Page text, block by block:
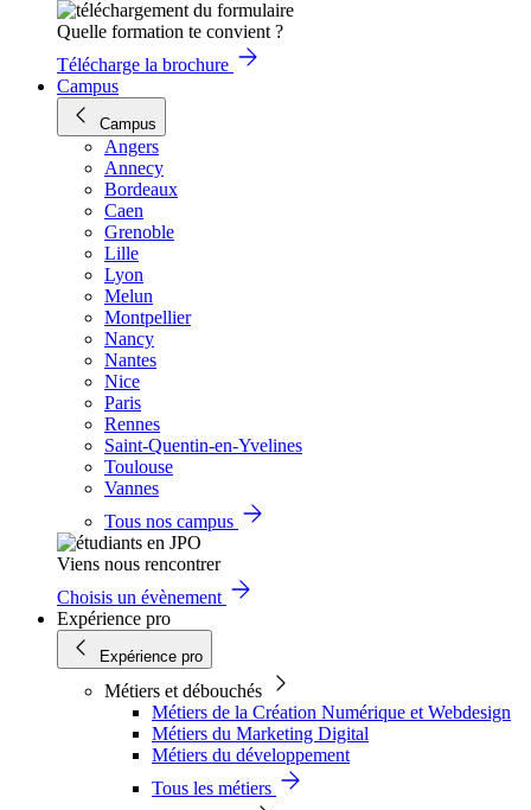
Quelle formation te convient ?
Télécharge la brochure
Campus
Campus
Angers
Annecy
Bordeaux
Caen
Grenoble
Lille
Lyon
Melun
Montpellier
Nancy
Nantes
Nice
Paris
Rennes
Saint-Quentin-en-Yvelines
Toulouse
Vannes
Tous nos campus
Viens nous rencontrer
Choisis un évènement
Expérience pro
Expérience pro
Métiers et débouchés
Métiers de la Création Numérique et Webdesign
Métiers du Marketing Digital
Métiers du développement
Tous les métiers